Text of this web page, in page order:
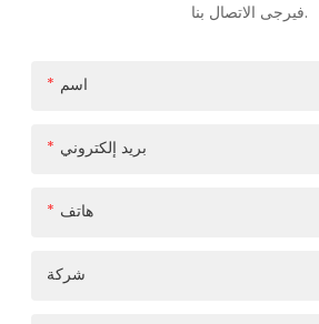
فيرجى الاتصال بنا.
اسم
بريد إلكتروني
هاتف
شركة